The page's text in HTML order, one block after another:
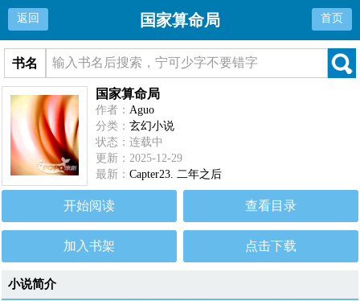
返回 国家算命局 首页
书名
国家算命局
作者：Aguo
分类：玄幻小说
状态：连载中
更新：2025-12-29
最新：Capter23. 二年之后
开始阅读 查看目录
加入书架 点击下载
小说简介